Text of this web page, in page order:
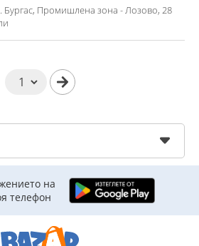
Бургас, Промишлена зона - Лозово, 28
на
телефон